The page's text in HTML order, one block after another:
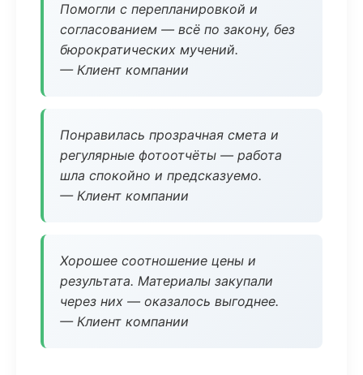
Помогли с перепланировкой и
согласованием — всё по закону, без
бюрократических мучений.
— Клиент компании
Понравилась прозрачная смета и
регулярные фотоотчёты — работа
шла спокойно и предсказуемо.
— Клиент компании
Хорошее соотношение цены и
результата. Материалы закупали
через них — оказалось выгоднее.
— Клиент компании